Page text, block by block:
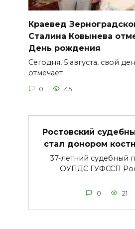
Краевед
Сталина Ковынева
День рождения
Сегодня, 5 августа, свой
отмечает
0 45
Ростовский
стал донором
37-летний судебный
ОУПДС ГУФССП
0 21